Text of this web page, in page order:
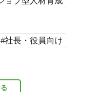
#社長・役員向け